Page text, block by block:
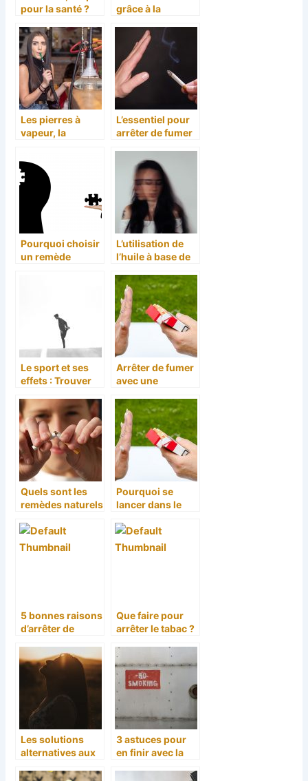
pour la santé ?
grâce à la
électronique.
Les pierres à
vapeur, la
une chicha sans
tabac
L’essentiel pour
arrêter de fumer
Pourquoi choisir
un remède
L’utilisation de
l’huile à base de
traitement
Le sport et ses
effets : Trouver
récupération
sportive
Arrêter de fumer
avec une
alternative
Quels sont les
remèdes naturels
suivre pour
arrêter de
Pourquoi se
lancer dans le
tabagique ?
5 bonnes raisons
d’arrêter de
Que faire pour
arrêter le tabac ?
efficace pour
vous aider !
Les solutions
alternatives aux
medicaux : les
3 astuces pour
en finir avec la